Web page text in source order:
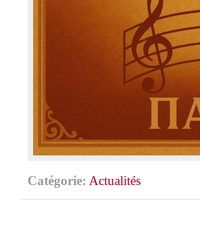
Catégorie: Actualités